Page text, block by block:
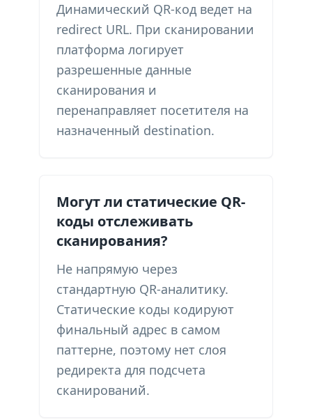
Динамический QR-код ведет на
redirect URL. При сканировании
платформа логирует
разрешенные данные
сканирования и
перенаправляет посетителя на
назначенный destination.
Могут ли статические QR-
коды отслеживать
сканирования?
Не напрямую через
стандартную QR-аналитику.
Статические коды кодируют
финальный адрес в самом
паттерне, поэтому нет слоя
редиректа для подсчета
сканирований.